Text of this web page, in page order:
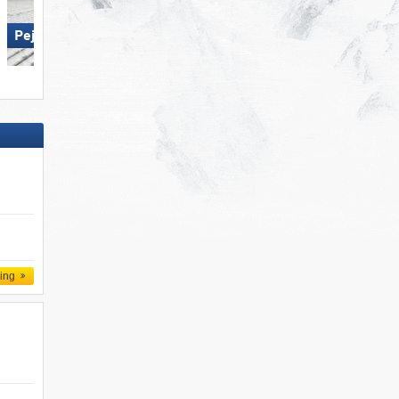
Pejo 3000 Pejo 3000